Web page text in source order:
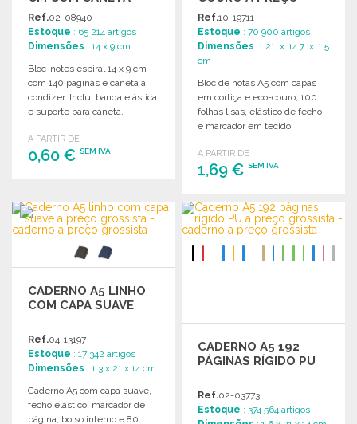
Ref.02-08940
Estoque : 65 214 artigos
Dimensões : 14 x 9 cm
Bloc-notes espiral 14 x 9 cm
com 140 páginas e caneta a
condizer. Inclui banda elástica
e suporte para caneta.
A PARTIR DE
0,60 € SEM IVA
Solicitar um orçamento
GROSSISTA
Ref.10-19711
Estoque : 70 900 artigos
Dimensões : 21 x 14.7 x 1.5
cm
Bloc de notas A5 com capas
em cortiça e eco-couro, 100
folhas lisas, elástico de fecho
e marcador em tecido.
A PARTIR DE
1,69 €SEM IVA
ENCOMENDAR
Solicitar um orçamento
CADERNO A5 LINHO
COM CAPA SUAVE
Ref.04-13197
Estoque : 17 342 artigos
Dimensões : 1.3 x 21 x 14 cm
Caderno A5 com capa suave,
fecho elástico, marcador de
página, bolso interno e 80
CADERNO A5 192
PÁGINAS RÍGIDO PU
Ref.02-03773
Estoque : 374 564 artigos